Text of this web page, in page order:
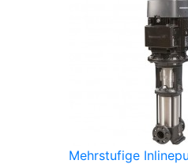
Mehrstufige